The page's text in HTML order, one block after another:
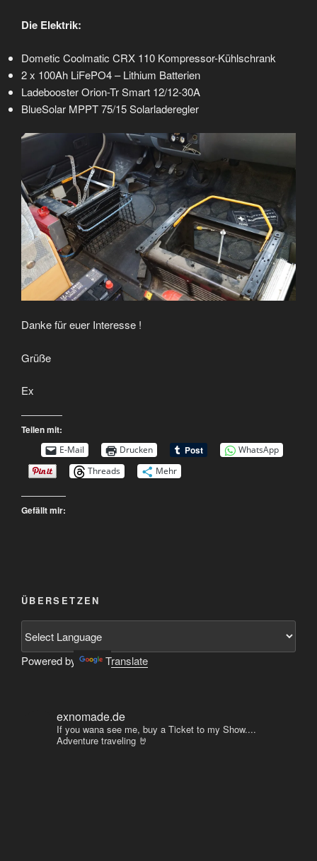
Die Elektrik:
Dometic Coolmatic CRX 110 Kompressor-Kühlschrank
2 x 100Ah LiFePO4 – Lithium Batterien
Ladebooster Orion-Tr Smart 12/12-30A
BlueSolar MPPT 75/15 Solarladeregler
Danke für euer Interesse !
Grüße
Ex
Teilen mit:
E-Mail Drucken
WhatsApp
Threads
Mehr
Gefällt mir:
ÜBERSETZEN
Powered by Translate
exnomade.de
If you wana see me, buy a Ticket to my Show....
Adventure traveling 🤘